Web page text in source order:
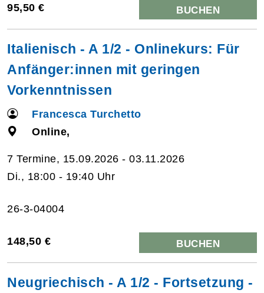
95,50 € BUCHEN
Italienisch - A 1/2 - Onlinekurs: Für
Anfänger:innen mit geringen
Vorkenntnissen
Francesca Turchetto
Online,
7 Termine, 15.09.2026 - 03.11.2026
Di., 18:00 - 19:40 Uhr
26-3-04004
148,50 € BUCHEN
Neugriechisch - A 1/2 - Fortsetzung -